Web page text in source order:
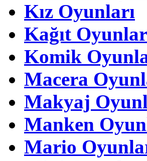
Kız Oyunları
Kağıt
Komik
Macera
Makyaj
Manken
Mario